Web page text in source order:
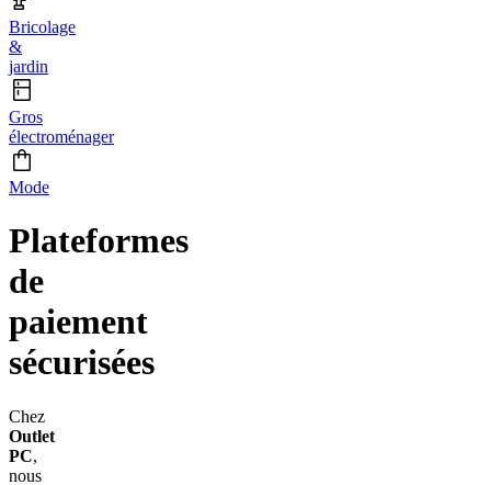
Bricolage
&
jardin
Gros
électroménager
Mode
Plateformes
de
paiement
sécurisées
Chez
Outlet
PC,
nous